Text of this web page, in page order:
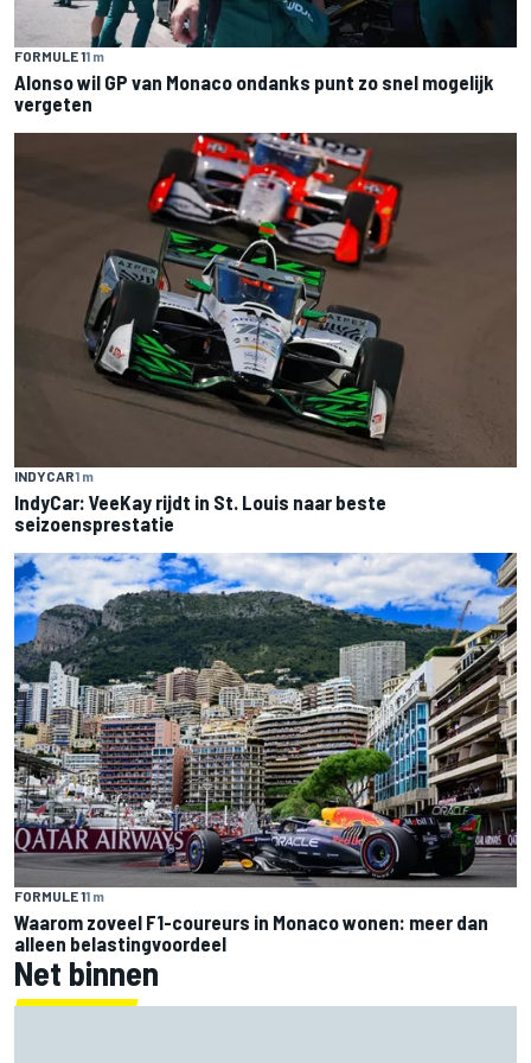
FORMULE 11 m
Alonso wil GP van Monaco ondanks punt zo snel mogelijk
vergeten
INDYCAR1 m
IndyCar: VeeKay rijdt in St. Louis naar beste
seizoensprestatie
FORMULE 11 m
Waarom zoveel F1-coureurs in Monaco wonen: meer dan
alleen belastingvoordeel
Net binnen